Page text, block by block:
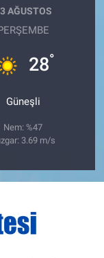
AĞUSTOS
28°
Güneşli
Nem: %47
3.69 m/s